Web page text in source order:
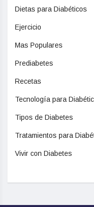
Dietas para Diabéticos
Ejercicio
Mas Populares
Prediabetes
Recetas
Tecnología para
Tipos de Diabetes
Tratamientos para
Vivir con Diabetes